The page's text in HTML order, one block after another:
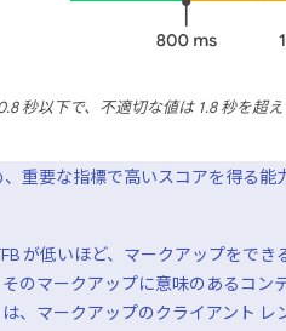
秒以下で、不適切な値は 1.8 秒を超え
重要な指標で高いスコアを得る能
が低いほど、マークアップをで
のマークアップに意味のあるコ
、マークアップのクライアント レ